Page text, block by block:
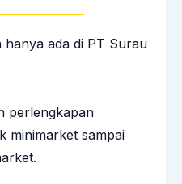
hanya ada di PT Surau
perlengkapan
minimarket sampai